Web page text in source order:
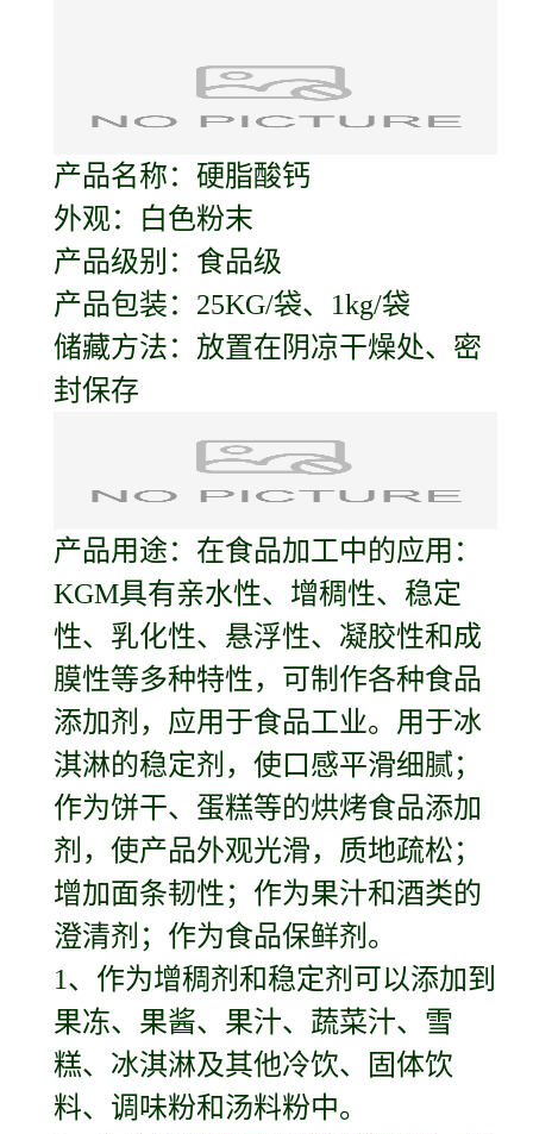
产品名称：硬脂酸钙
外观：白色粉末
产品级别：食品级
产品包装：25KG/袋、1kg/袋
储藏方法：放置在阴凉干燥处、密
封保存
产品用途：在食品加工中的应用：
KGM具有亲水性、增稠性、稳定
性、乳化性、悬浮性、凝胶性和成
膜性等多种特性，可制作各种食品
添加剂，应用于食品工业。用于冰
淇淋的稳定剂，使口感平滑细腻；
作为饼干、蛋糕等的烘烤食品添加
剂，使产品外观光滑，质地疏松；
增加面条韧性；作为果汁和酒类的
澄清剂；作为食品保鲜剂。
1、作为增稠剂和稳定剂可以添加到
果冻、果酱、果汁、蔬菜汁、雪
糕、冰淇淋及其他冷饮、固体饮
料、调味粉和汤料粉中。